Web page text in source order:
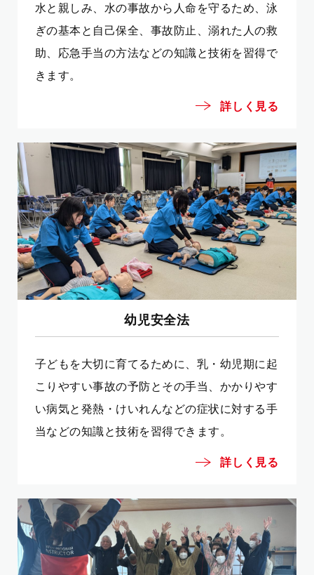
水と親しみ、水の事故から人命を守るため、泳
ぎの基本と自己保全、事故防止、溺れた人の救
助、応急手当の方法などの知識と技術を習得で
きます。
詳しく見る
幼児安全法
子どもを大切に育てるために、乳・幼児期に起
こりやすい事故の予防とその手当、かかりやす
い病気と発熱・けいれんなどの症状に対する手
当などの知識と技術を習得できます。
詳しく見る